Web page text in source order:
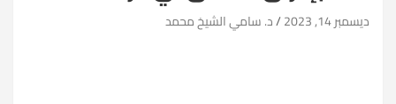
ديسمبر 14, 2023 د. سامي الشيخ محمد